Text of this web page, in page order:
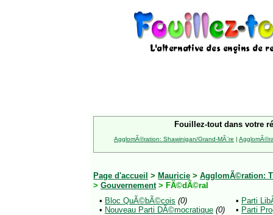
Fouillez-tout dans votre
AgglomÃ©ration: Shawinigan/Grand-MÃ¨re |
Page d'accueil > Mauricie > AgglomÃ©ration:
> Gouvernement> FÃ©dÃ©ral
• Bloc QuÃ©bÃ©cois (0)
• Nouveau Parti DÃ©mocratique (0)
• Parti
• Parti